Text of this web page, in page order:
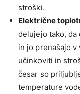
stroški.
Električne
delujejo tako, da
in jo prenašajo v
učinkoviti in
česar so
temperature